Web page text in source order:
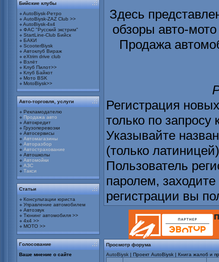
Бийские клубы
AutoBiysk-Ретро
AutoBiysk-ZAZ Club >>
AutoBiysk-4x4
ФАС "Русский экстрим"
StartLine-Club Бийск
БАКИ
ScooterBiysk
Автоклуб Вираж
eXtrim drive club
Взлёт
Клуб Пилот>>
Клуб Байкот
Мото BSK
MotoBiysk>>
Авто-торговля, услуги
Рекламодателю
Продажа авто
Автокредит
Грузоперевозки
Автосервисы
Автомагазины
Авторазбор
Автострахование
Автошколы
Автомойки
АЗС
Такси
Статьи
Консультации юриста
Управление автомобилем
Автозвук
Тюнинг автомобиля >>
4х4 >>
МОТО >>
Голосование
Ваше мнение о сайте
Здесь
обзоры авто-
Продажа
Регистрация
только по
Указывайте
(только
Пользователь
паролем,
регистрации вы
Просмотр форума
AutoBiysk | Проект AutoBiysk | Книга жалоб и